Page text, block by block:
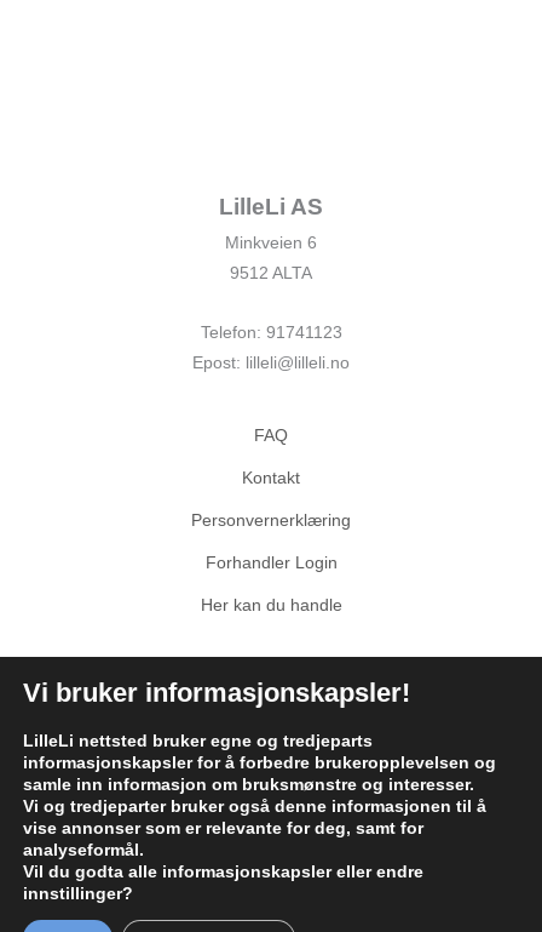
LilleLi AS
Minkveien 6
9512 ALTA
Telefon: 91741123
Epost: lilleli@lilleli.no
FAQ
Kontakt
Personvernerklæring
Forhandler Login
Her kan du handle
Facebook
Instagram
TikTok
Copyright © 2026 LilleLi AS
Vi bruker informasjonskapsler!
LilleLi nettsted bruker egne og tredjeparts
informasjonskapsler for å forbedre brukeropplevelsen og
samle inn informasjon om bruksmønstre og interesser.
Vi og tredjeparter bruker også denne informasjonen til å
vise annonser som er relevante for deg, samt for
analyseformål.
Vil du godta alle informasjonskapsler eller endre
innstillinger?